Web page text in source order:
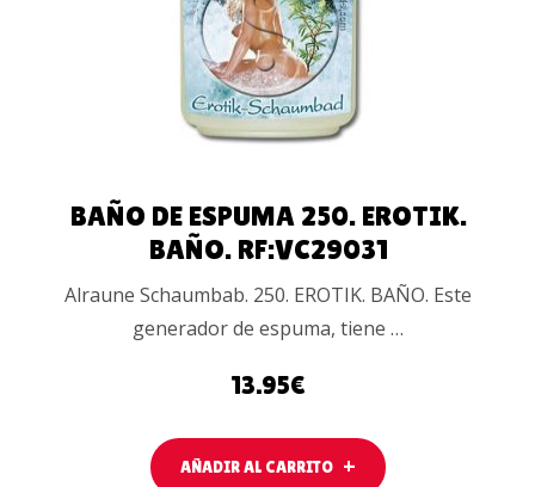
CARRITO
BAÑO DE ESPUMA 250. EROTIK.
BAÑO. RF:VC29031
Alraune Schaumbab. 250. EROTIK. BAÑO. Este
generador de espuma, tiene …
13.95€
AÑADIR AL CARRITO